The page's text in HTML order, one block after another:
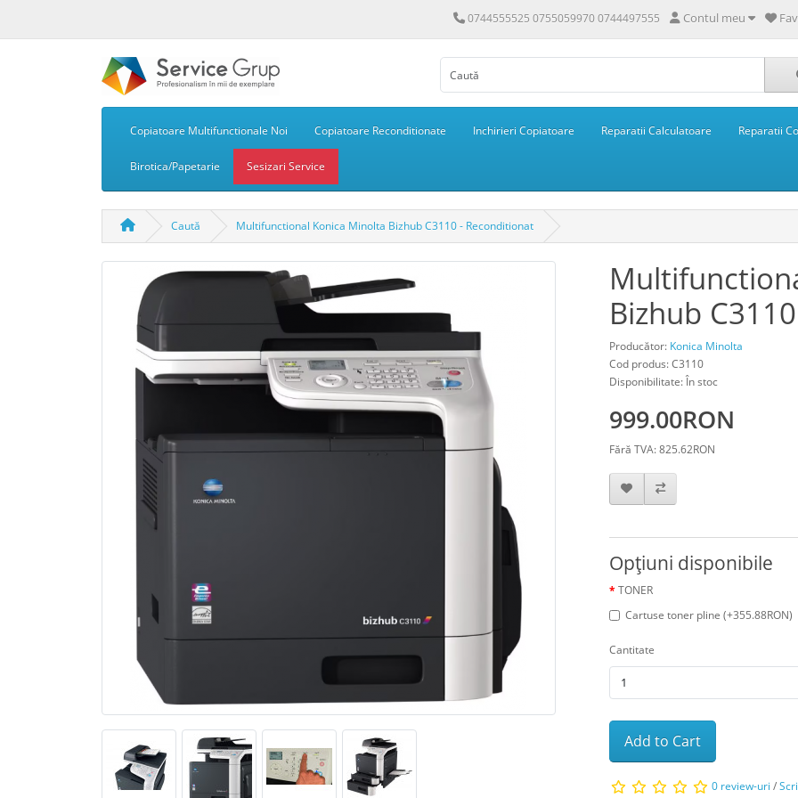
0744555525 0755059970 0744497555 Contul meu
Copiatoare Multifunctionale Noi Copiatoare Reconditionate Inchirieri Copiatoare Reparatii Calculatoare Reparatii
Birotica/Papetarie Sesizari Service
Caută Multifunctional Konica Minolta Bizhub C3110 - Reconditionat
Bizhub
Producător: Konica Minolta
Cod produs: C3110
Disponibilitate: În stoc
999.00RON
Fără TVA: 825.62RON
Opţiuni disponibile
TONER
Cartuse toner pline (+355.88RON)
Cantitate
Add to Cart
0 review-uri /